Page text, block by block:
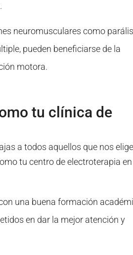
neuromusculares como
pueden beneficiarse de la
motora.
tu clínica de
a todos aquellos que nos
tu centro de electroterapia en
una buena formación
en dar la mejor atención y